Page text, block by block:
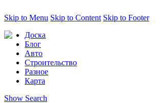
Skip to Menu Skip to Content Skip to Footer
Доска
Блог
Авто
Строительство
Разное
Карта
Show Search